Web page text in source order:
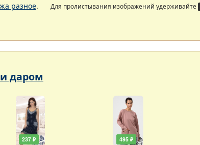
разное. Для пролистывания изображений удерживайте
даром
237 ₽ 495 ₽